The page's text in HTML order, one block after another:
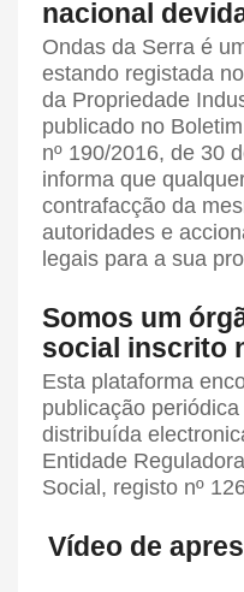
nacional
Ondas da Serra é
estando registada
da Propriedade
publicado no
nº 190/2016, de 30
informa que
contrafacção da
autoridades e
legais para a sua
Somos um
social inscrito
Esta plataforma
publicação
distribuída
Entidade
Social, registo nº
Vídeo de